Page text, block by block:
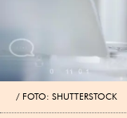
FOTO: SHUTTERSTOCK